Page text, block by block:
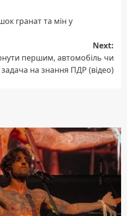
гранат та мін у
Next:
першим, автомобіль чи
задача на знання ПДР (відео)